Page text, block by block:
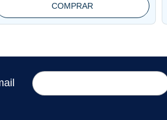
COMPRAR